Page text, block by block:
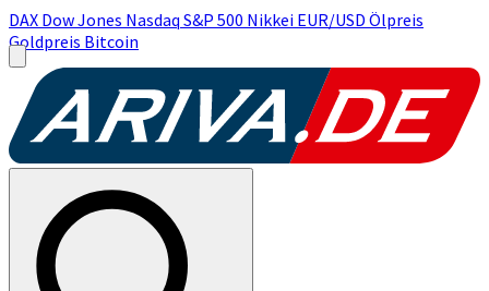
DAX Dow Jones Nasdaq S&P 500 Nikkei EUR/USD Ölpreis
Goldpreis Bitcoin